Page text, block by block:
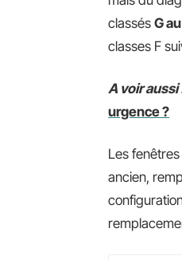
classés G
classes F
A voir aussi
urgence ?
Les
ancien,